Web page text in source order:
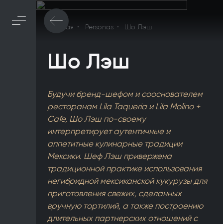
Главная Personas Шо Лэш
Шо Лэш
Будучи бренд-шефом и сооснователем
ресторанам Lila Taqueria и Lila Molino +
Cafe, Шо Лэш по-своему
интерпретирует аутентичные и
аппетитные кулинарные традиции
Мексики. Шеф Лэш привержена
традиционной практике использования
негибридной мексиканской кукурузы для
приготовления свежих, сделанных
вручную тортилий, а также построению
длительных партнерских отношений с